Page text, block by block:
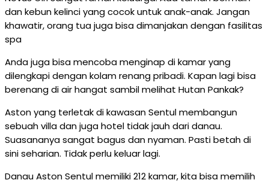
dan kebun kelinci yang cocok untuk anak-anak. Jangan
khawatir, orang tua juga bisa dimanjakan dengan fasilitas
spa
Anda juga bisa mencoba menginap di kamar yang
dilengkapi dengan kolam renang pribadi. Kapan lagi bisa
berenang di air hangat sambil melihat Hutan Pankak?
Aston yang terletak di kawasan Sentul membangun
sebuah villa dan juga hotel tidak jauh dari danau.
Suasananya sangat bagus dan nyaman. Pasti betah di
sini seharian. Tidak perlu keluar lagi.
Danau Aston Sentul memiliki 212 kamar, kita bisa memilih